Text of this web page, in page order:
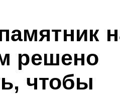
решено
чтобы